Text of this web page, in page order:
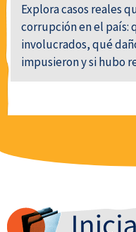
Explora casos reales
corrupción en el país:
involucrados, qué
impusieron y si hubo